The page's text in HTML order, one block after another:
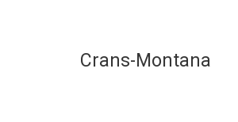
Crans-Montana